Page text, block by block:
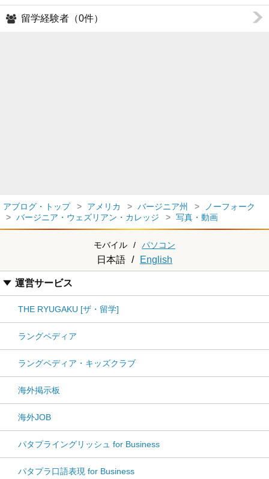
留学経験者（0件）
アブログ・トップ アメリカ バージニア州
ノーフォーク
バージニア・ウェズリアン・カレッジ
写真・動画
モバイル / パソコン
日本語 / English
運営サービス
THE RYUGAKU [ザ・留学]
ラングペディア
ラングペディア・キッズクラブ
海外掲示板
海外JOB
パタプライングリッシュ for Business
パタプラ口語表現 for Business